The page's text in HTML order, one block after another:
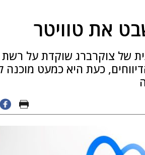
את טוויטר
של צוקרברג שוקדת על רשת
כעת היא כמעט מוכנה